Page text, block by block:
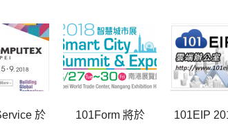
於
101Form 將於
101EIP